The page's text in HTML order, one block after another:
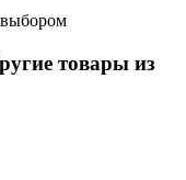
товары из